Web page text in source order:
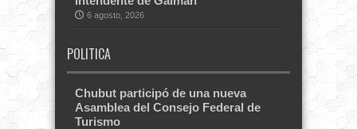
6 agosto, 2026
POLITICA
Chubut participó de una nueva
Asamblea del Consejo Federal de
Turismo